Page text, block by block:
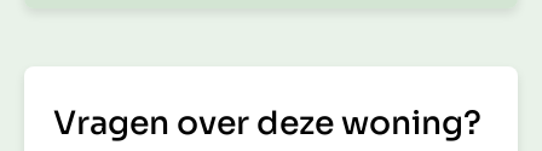
Vragen over deze woning?